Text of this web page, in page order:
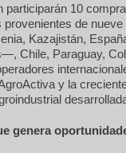
participarán 10
provenientes de
Kazajistán,
Chile, Paraguay,
y la
genera